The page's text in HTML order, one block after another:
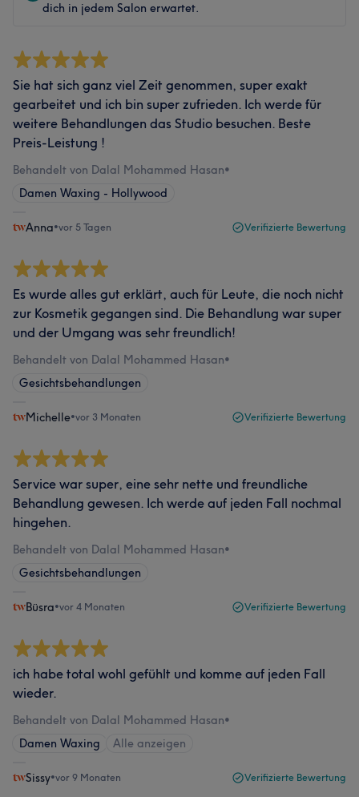
dich in jedem Salon erwartet.
Sie hat sich ganz viel Zeit genommen, super exakt
gearbeitet und ich bin super zufrieden. Ich werde für
weitere Behandlungen das Studio besuchen. Beste
Preis-Leistung !
Behandelt von Dalal Mohammed Hasan•
Damen Waxing - Hollywood
Anna•vor 5 Tagen Verifizierte Bewertung
Es wurde alles gut erklärt, auch für Leute, die noch nicht
zur Kosmetik gegangen sind. Die Behandlung war super
und der Umgang was sehr freundlich!
Behandelt von Dalal Mohammed Hasan•
Gesichtsbehandlungen
Michelle•vor 3 Monaten Verifizierte Bewertung
Service war super, eine sehr nette und freundliche
Behandlung gewesen. Ich werde auf jeden Fall nochmal
hingehen.
Behandelt von Dalal Mohammed Hasan•
Gesichtsbehandlungen
Büsra•vor 4 Monaten Verifizierte Bewertung
ich habe total wohl gefühlt und komme auf jeden Fall
wieder.
Behandelt von Dalal Mohammed Hasan•
Damen Waxing
Alle anzeigen
Sissy•vor 9 Monaten Verifizierte Bewertung